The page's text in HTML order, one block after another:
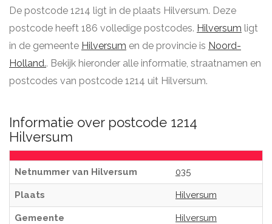
De postcode 1214 ligt in de plaats Hilversum. Deze
postcode heeft 186 volledige postcodes. Hilversum ligt
in de gemeente Hilversum en de provincie is Noord-
Holland.. Bekijk hieronder alle informatie, straatnamen en
postcodes van postcode 1214 uit Hilversum.
Informatie over postcode 1214
Hilversum
Netnummer van Hilversum 035
Plaats Hilversum
Gemeente Hilversum